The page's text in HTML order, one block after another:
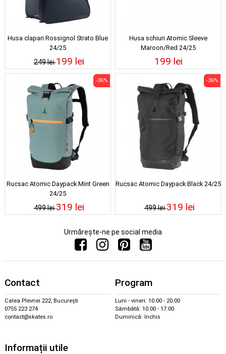
Husa clapari Rossignol Strato Blue
24/25
249 lei199 lei
Husa schiuri Atomic Sleeve
Maroon/Red 24/25
199 lei
Rucsac Atomic Daypack Mint Green
24/25
499 lei
-36%
319 lei
Rucsac Atomic Daypack Black 24/25
499 lei
-36%
319 lei
Urmărește-ne pe social media
Contact
Calea Plevnei 222, București
0755 223 274
contact@skates.ro
Program
Luni - vineri: 10.00 - 20.00
Sâmbătă: 10.00 - 17.00
Duminică: închis
Informații utile